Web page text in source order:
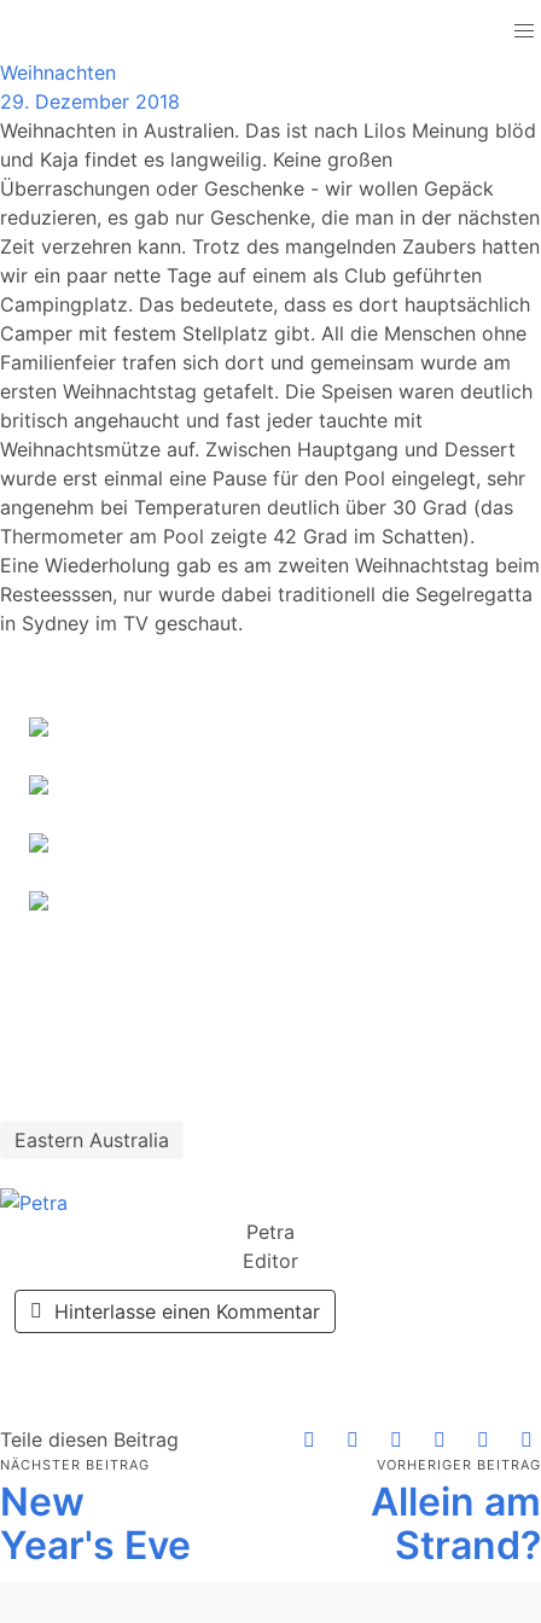
Weihnachten
29. Dezember 2018
Weihnachten in Australien. Das ist nach Lilos Meinung blöd
und Kaja findet es langweilig. Keine großen
Überraschungen oder Geschenke - wir wollen Gepäck
reduzieren, es gab nur Geschenke, die man in der nächsten
Zeit verzehren kann. Trotz des mangelnden Zaubers hatten
wir ein paar nette Tage auf einem als Club geführten
Campingplatz. Das bedeutete, dass es dort hauptsächlich
Camper mit festem Stellplatz gibt. All die Menschen ohne
Familienfeier trafen sich dort und gemeinsam wurde am
ersten Weihnachtstag getafelt. Die Speisen waren deutlich
britisch angehaucht und fast jeder tauchte mit
Weihnachtsmütze auf. Zwischen Hauptgang und Dessert
wurde erst einmal eine Pause für den Pool eingelegt, sehr
angenehm bei Temperaturen deutlich über 30 Grad (das
Thermometer am Pool zeigte 42 Grad im Schatten).
Eine Wiederholung gab es am zweiten Weihnachtstag beim
Resteesssen, nur wurde dabei traditionell die Segelregatta
in Sydney im TV geschaut.
Eastern Australia
Petra
Editor
Hinterlasse einen Kommentar
Teile diesen Beitrag
NÄCHSTER BEITRAG
New
Year's Eve
VORHERIGER BEITRAG
Allein am
Strand?